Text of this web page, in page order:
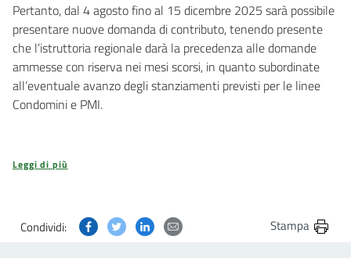
Pertanto, dal 4 agosto fino al 15 dicembre 2025 sarà possibile
presentare nuove domanda di contributo, tenendo presente
che l’istruttoria regionale darà la precedenza alle domande
ammesse con riserva nei mesi scorsi, in quanto subordinate
all’eventuale avanzo degli stanziamenti previsti per le linee
Condomini e PMI.
Leggi di più
Condividi: Condividi questa pagina su Facebook
Condividi questa pagina su Twitter
Condividi questa pagina su Linkedin
Condividi questa pagina via
Stampa